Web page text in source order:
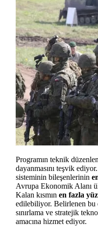
Programın teknik
dayanmasını teşvik
sisteminin bileşenlerinin
Avrupa Ekonomik Alanı
Kalan kısmın en fazla
edilebiliyor. Belirlenen bu
sınırlama ve stratejik
amacına hizmet ediyor.